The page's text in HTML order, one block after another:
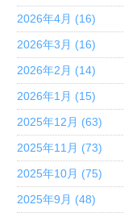
2026年4月 (16)
2026年3月 (16)
2026年2月 (14)
2026年1月 (15)
2025年12月 (63)
2025年11月 (73)
2025年10月 (75)
2025年9月 (48)